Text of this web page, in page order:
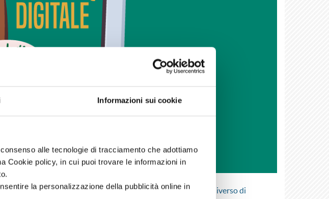
Informazioni sui cookie
alle tecnologie di tracciamento che adottiamo
Cookie policy, in cui puoi trovare le informazioni in
la personalizzazione della pubblicità online in
aggiungere nuove skill al tuo curriculum e accedere a un universo di